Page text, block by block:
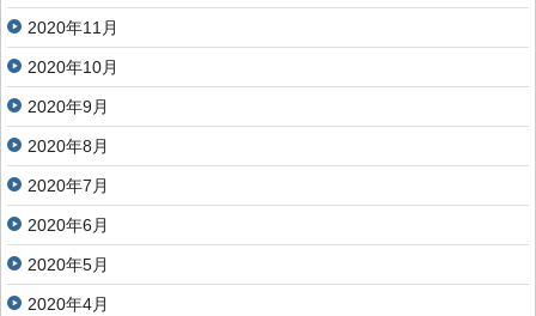
2020年11月
2020年10月
2020年9月
2020年8月
2020年7月
2020年6月
2020年5月
2020年4月